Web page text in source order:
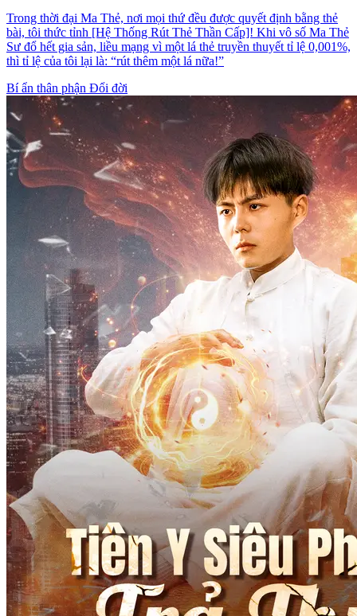
Trong thời đại Ma Thẻ, nơi mọi thứ đều được quyết định bằng thẻ
bài, tôi thức tỉnh [Hệ Thống Rút Thẻ Thần Cấp]! Khi vô số Ma Thẻ
Sư đổ hết gia sản, liều mạng vì một lá thẻ truyền thuyết tỉ lệ 0,001%,
thì tỉ lệ của tôi lại là: “rút thêm một lá nữa!”
Bí ẩn thân phận Đổi đời